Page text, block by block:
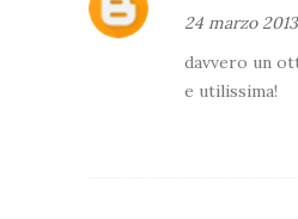
24 marzo
davvero un
e utilissima!